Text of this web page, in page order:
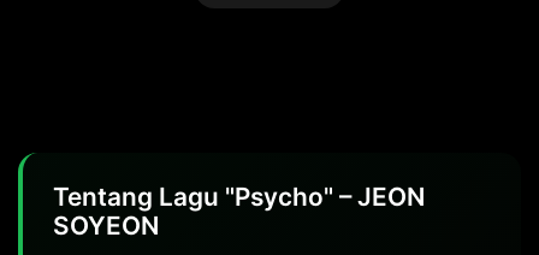
Tentang Lagu "Psycho" – JEON
SOYEON